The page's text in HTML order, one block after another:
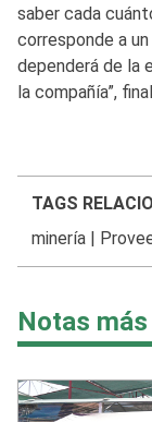
saber cada
corresponde a
dependerá de la
la compañía”,
TAGS
minería|
Notas